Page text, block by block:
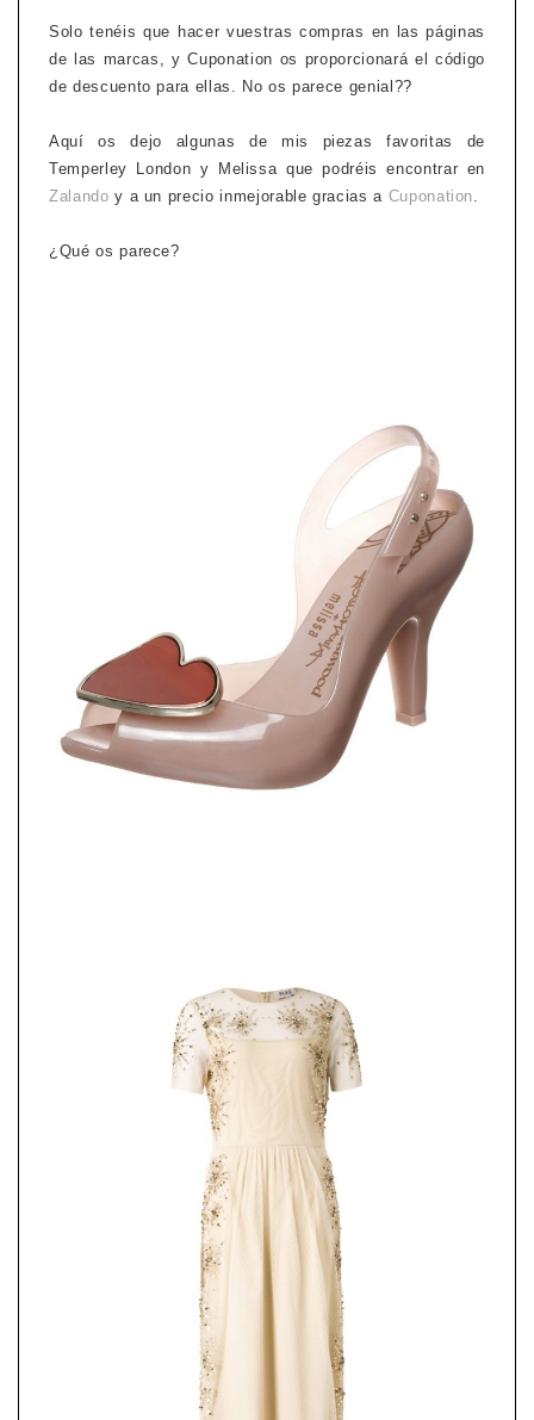
Solo tenéis que hacer vuestras compras en las páginas
de las marcas, y Cuponation os proporcionará el código
de descuento para ellas. No os parece genial??
Aquí os dejo algunas de mis piezas favoritas de
Temperley London y Melissa que podréis encontrar en
Zalando y a un precio inmejorable gracias a Cuponation.
¿Qué os parece?